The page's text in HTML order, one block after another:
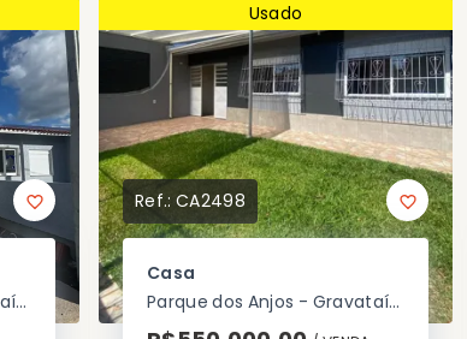
Parque dos Anjos - Gravataí/RS
Usado
Ref.:CA2498
Casa
Parque dos Anjos - Gravataí/RS